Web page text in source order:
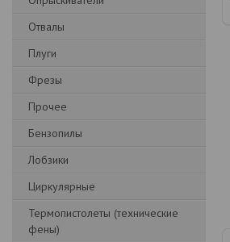
Отвалы
Плуги
Фрезы
Прочее
Бензопилы
Лобзики
Циркулярные
Термопистолеты (технические
фены)